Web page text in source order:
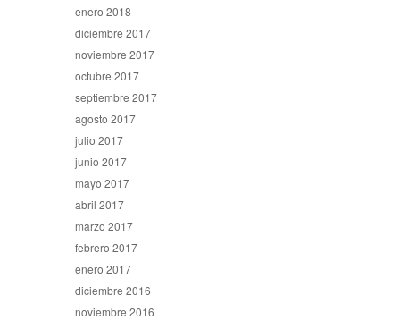
enero 2018
diciembre 2017
noviembre 2017
octubre 2017
septiembre 2017
agosto 2017
julio 2017
junio 2017
mayo 2017
abril 2017
marzo 2017
febrero 2017
enero 2017
diciembre 2016
noviembre 2016